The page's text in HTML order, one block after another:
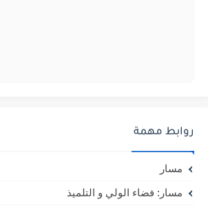
روابط مهمة
مسار
مسار: فضاء الولي و التلميذ